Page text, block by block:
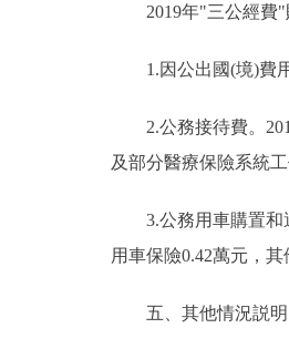
2019年"三公經費"
1.因公出國(境)費用
2.公務接待費。
及部分醫療保險系統
3.公務用車購置和運
用車保險0.42萬元，其
五、其他情況説明